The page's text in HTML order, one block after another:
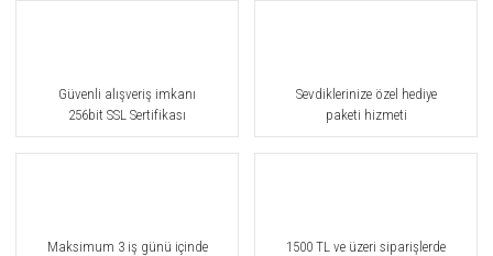
Güvenli alışveriş imkanı
256bit SSL Sertifikası
Sevdiklerinize özel hediye
paketi hizmeti
Maksimum 3 iş günü içinde
1500 TL ve üzeri siparişlerde